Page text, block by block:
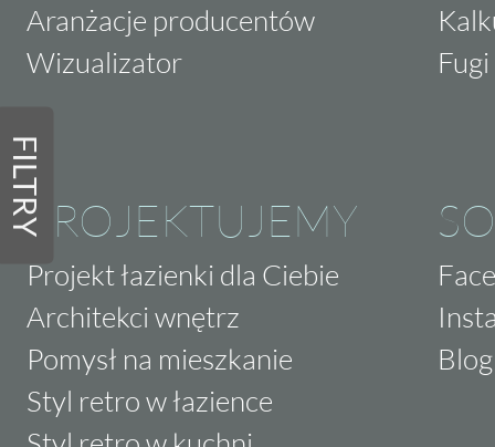
FILTRY
Aranżacje producentów
Wizualizator
PROJEKTUJEMY
Projekt łazienki dla Ciebie
Architekci wnętrz
Pomysł na mieszkanie
Styl retro w łazience
Blog